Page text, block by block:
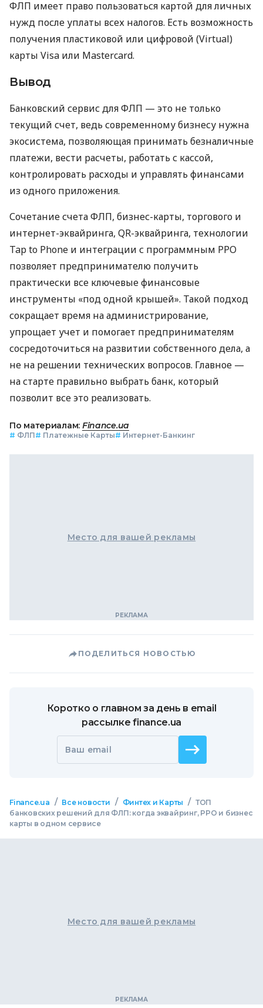
ФЛП имеет право пользоваться картой для личных
нужд после уплаты всех налогов. Есть возможность
получения пластиковой или цифровой (Virtual)
карты Visa или Mastercard.
Вывод
Банковский сервис для ФЛП — это не только
текущий счет, ведь современному бизнесу нужна
экосистема, позволяющая принимать безналичные
платежи, вести расчеты, работать с кассой,
контролировать расходы и управлять финансами
из одного приложения.
Сочетание счета ФЛП, бизнес-карты, торгового и
интернет-эквайринга, QR-эквайринга, технологии
Tap to Phone и интеграции с программным РРО
позволяет предпринимателю получить
практически все ключевые финансовые
инструменты «под одной крышей». Такой подход
сокращает время на администрирование,
упрощает учет и помогает предпринимателям
сосредоточиться на развитии собственного дела, а
не на решении технических вопросов. Главное —
на старте правильно выбрать банк, который
позволит все это реализовать.
По материалам: Finance.ua
# ФЛП# Платежные Карты# Интернет-Банкинг
Место для вашей рекламы
ПОДЕЛИТЬСЯ НОВОСТЬЮ
Коротко о главном за день в email
рассылке finance.ua
Ваш email
Finance.ua / Все новости / Финтех и Карты / ТОП
банковских решений для ФЛП: когда эквайринг, РРО и бизнес
карты в одном сервисе
Место для вашей рекламы